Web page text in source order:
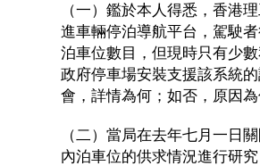
（一）鑑於本人得悉，香港
進車輛停泊導航平台，駕駛
泊車位數目，但現時只有少
政府停車場安裝支援該系統
會，詳情為何；如否，原因
（二）當局在去年七月一日
內泊車位的供求情況進行研